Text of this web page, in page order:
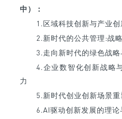
中）：
1.区域科技创新与产业
2.新时代的公共管理:战
3.走向新时代的绿色战略
4.企业数智化创新战略
力
5.新时代创业创新场景重
6.AI驱动创新发展的理论